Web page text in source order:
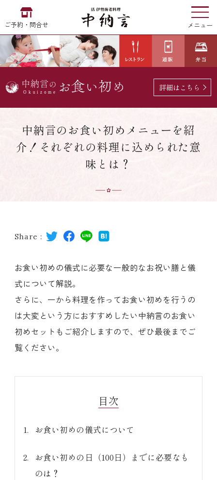
ご予約・問合せ メニュー
中納言のお食い初め
二次会
オンライン通販
(造り/焼物/蒸し/ボイル伊勢海老)
(ごちそう重/誕生日重/還暦重/お食い初め重)
弁当宅配・仕出し
鉄板焼 ひかり
製薬会社・MR
プライバシーポリシー
採用情報
取引先エントリー
詳細はこちら
中納言のお食い初めメニューを紹
介！それぞれの料理に込められた意
味とは？
Share :
お食い初めの儀式に必要な一般的なお祝い膳と儀
式について解説。
さらに、一から料理を作ってお食い初めを行うの
は大変という方におすすめしたい中納言のお食い
初めセットもご紹介しますので、ぜひ最後までご
覧ください。
目次
お食い初めの儀式について
お食い初めの日（100日）までに必要なも
のは？